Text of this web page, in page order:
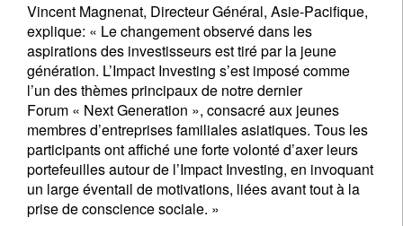
Vincent Magnenat, Directeur Général, Asie-Pacifique,
explique: « Le changement observé dans les
aspirations des investisseurs est tiré par la jeune
génération. L’Impact Investing s’est imposé comme
l’un des thèmes principaux de notre dernier
Forum « Next Generation », consacré aux jeunes
membres d’entreprises familiales asiatiques. Tous les
participants ont affiché une forte volonté d’axer leurs
portefeuilles autour de l’Impact Investing, en invoquant
un large éventail de motivations, liées avant tout à la
prise de conscience sociale. »